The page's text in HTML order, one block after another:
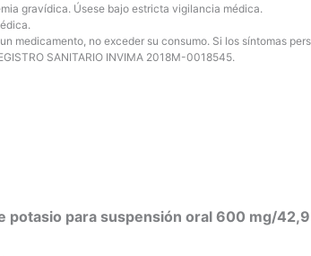
gravídica. Úsese bajo estricta vigilancia médica.
medicamento, no exceder su consumo. Si los síntomas
SANITARIO INVIMA 2018M-0018545.
potasio para suspensión oral 600 mg/